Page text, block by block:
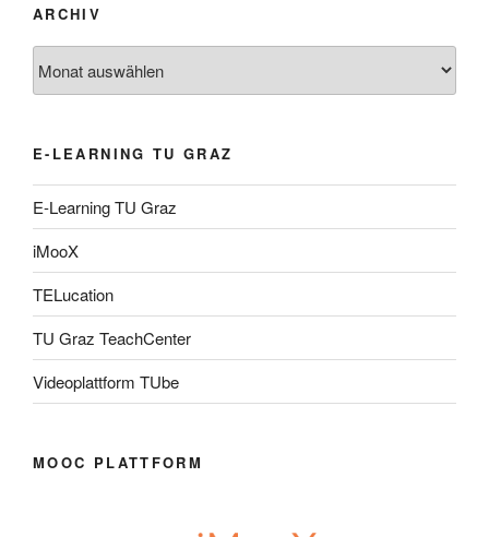
ARCHIV
E-LEARNING TU GRAZ
E-Learning TU Graz
iMooX
TELucation
TU Graz TeachCenter
Videoplattform TUbe
MOOC PLATTFORM